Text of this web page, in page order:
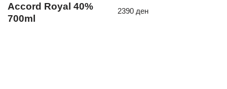
Accord Royal 40%
700ml
2390 ден